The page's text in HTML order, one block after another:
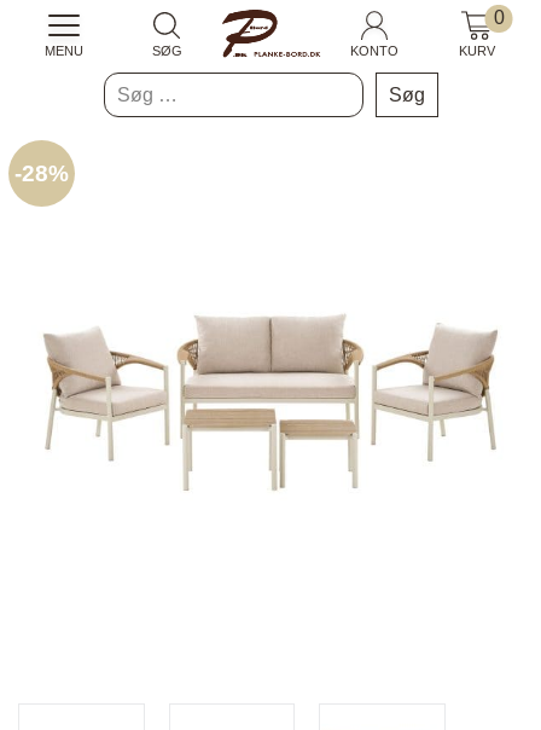
Søg
efter:
MENU SØG KONTO
0
KURV
-28%